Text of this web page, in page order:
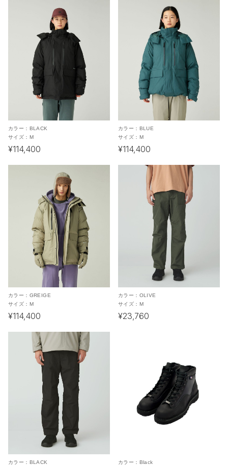
カラー： BLACK
サイズ： M
¥114,400
カラー： BLUE
サイズ： M
¥114,400
カラー： GREIGE
サイズ： M
¥114,400
カラー： OLIVE
サイズ： M
¥23,760
カラー： BLACK
カラー： Black